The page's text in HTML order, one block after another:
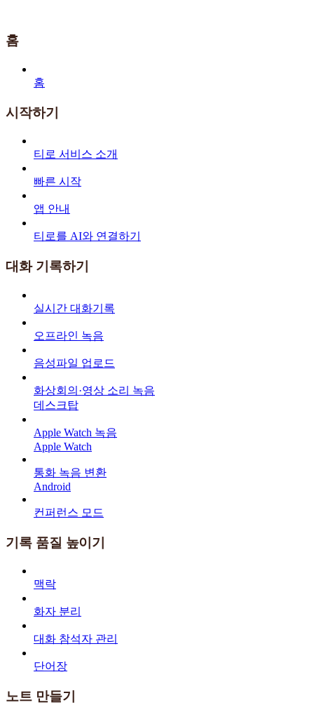
홈
홈
시작하기
티로 서비스 소개
빠른 시작
앱 안내
티로를 AI와 연결하기
대화 기록하기
실시간 대화기록
오프라인 녹음
음성파일 업로드
화상회의·영상 소리 녹음
데스크탑
Apple Watch 녹음
Apple Watch
통화 녹음 변환
Android
컨퍼런스 모드
기록 품질 높이기
맥락
화자 분리
대화 참석자 관리
단어장
노트 만들기